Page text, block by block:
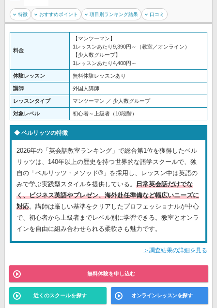
特徴 おすすめポイント 項目別ランキング結果 口コミ
料金
【マンツーマン】
1レッスンあたり9,390円～（教室／オンライン）
【少人数グループ】
1レッスンあたり4,400円～
体験レッスン 無料体験レッスンあり
講師 外国人講師
レッスンタイプ マンツーマン ／ 少人数グループ
対象レベル 初心者～上級者（10段階）
ベルリッツの特徴
2026年の「英会話教室ランキング」で総合第1位を獲得したベル
リッツは、140年以上の歴史を持つ世界的な語学スクールで、独
自の「ベルリッツ・メソッド®」を採用し、レッスン中は英語の
みで学ぶ実践型スタイルを提供している。 日常英会話だけでな
く、ビジネス英語やプレゼン、海外赴任準備など幅広いニーズに
対応。講師は厳しい基準をクリアしたプロフェッショナルが中心
で、初心者から上級者までレベル別に学習できる。教室とオンラ
インを自由に組み合わせられる柔軟さも魅力です。
＞調査結果の詳細を見る
無料体験を申し込む
近くのスクールを探す オンラインレッスンを探す